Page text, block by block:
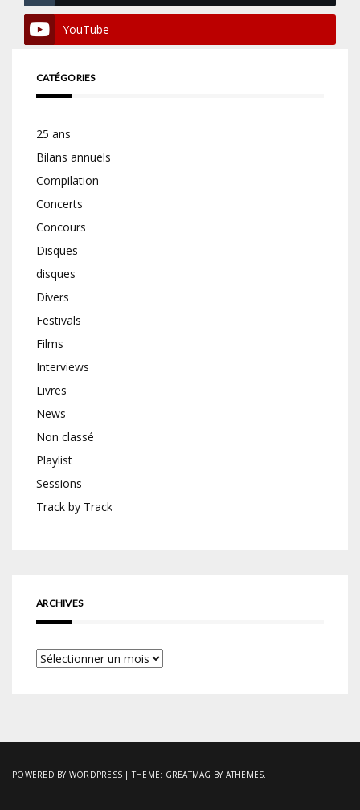
YouTube
CATÉGORIES
25 ans
Bilans annuels
Compilation
Concerts
Concours
Disques
disques
Divers
Festivals
Films
Interviews
Livres
News
Non classé
Playlist
Sessions
Track by Track
ARCHIVES
Archives
POWERED BY WORDPRESS |THEME: GREATMAG BY ATHEMES.